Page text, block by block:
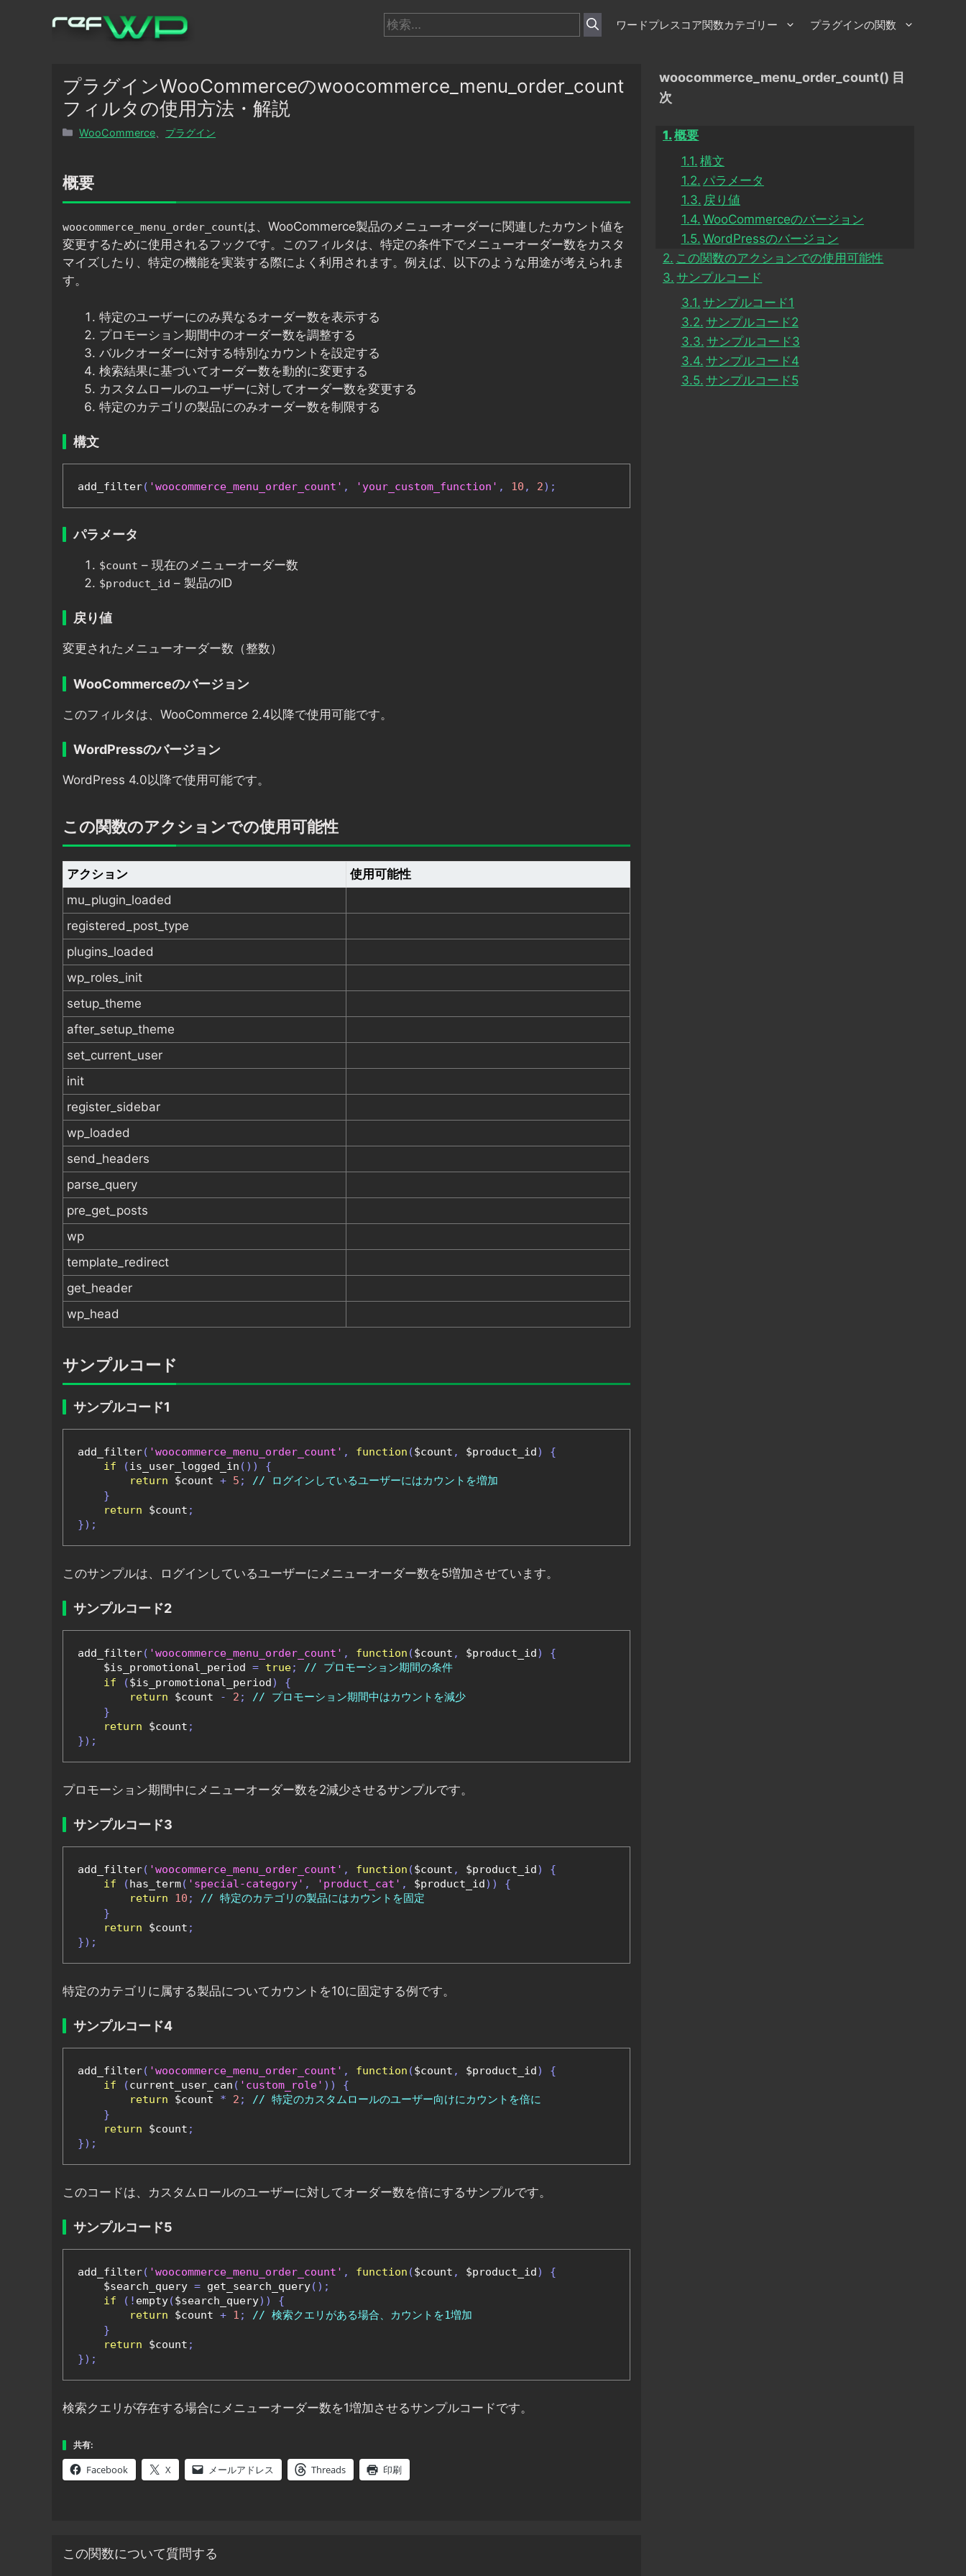
検
索:
ワードプレスコア関数カテゴリー プラグインの関数
プラグインWooCommerceのwoocommerce_menu_order_count
フィルタの使用方法・解説
カ
リ
ー
WooCommerce プラグイン
概要
woocommerce_menu_order_countは、WooCommerce製品のメニューオーダーに関連したカウント値を
変更するために使用されるフックです。このフィルタは、特定の条件下でメニューオーダー数をカスタ
マイズしたり、特定の機能を実装する際によく利用されます。例えば、以下のような用途が考えられま
す。
特定のユーザーにのみ異なるオーダー数を表示する
プロモーション期間中のオーダー数を調整する
バルクオーダーに対する特別なカウントを設定する
検索結果に基づいてオーダー数を動的に変更する
カスタムロールのユーザーに対してオーダー数を変更する
特定のカテゴリの製品にのみオーダー数を制限する
構文
add_filter( 'woocommerce_menu_order_count' , 'your_custom_function' , 10 , 2);
パラメータ
$count – 現在のメニューオーダー数
$product_id – 製品のID
戻り値
変更されたメニューオーダー数（整数）
WooCommerceのバージョン
このフィルタは、WooCommerce 2.4以降で使用可能です。
WordPressのバージョン
WordPress 4.0以降で使用可能です。
この関数のアクションでの使用可能性
アクション
使用可能性
mu_plugin_loaded
registered_post_type
plugins_loaded
wp_roles_init
setup_theme
after_setup_theme
set_current_user
init
register_sidebar
wp_loaded
send_headers
parse_query
pre_get_posts
wp
template_redirect
get_header
wp_head
サンプルコード
サンプルコード1
add_filter( 'woocommerce_menu_order_count' , function ($count , $product_id )
{
if
(is_user_logged_in ())
{
return $count + 5 ;
// ログインしているユーザーにはカウントを増加
}
return $count ;
});
このサンプルは、ログインしているユーザーにメニューオーダー数を5増加させています。
サンプルコード2
add_filter( 'woocommerce_menu_order_count' , function ($count , $product_id )
{
    $is_promotional_period
= true;
// プロモーション期間の条件
if
($is_promotional_period )
{
return $count - 2 ;
// プロモーション期間中はカウントを減少
}
return $count ;
});
プロモーション期間中にメニューオーダー数を2減少させるサンプルです。
サンプルコード3
add_filter( 'woocommerce_menu_order_count' , function ($count , $product_id )
{
if
( has_term( 'special-category' , 'product_cat' , $product_id ))
{
return
10 ;
// 特定のカテゴリの製品にはカウントを固定
}
return $count ;
});
特定のカテゴリに属する製品についてカウントを10に固定する例です。
サンプルコード4
add_filter( 'woocommerce_menu_order_count' , function ($count , $product_id )
{
if
(current_user_can ( 'custom_role' ))
{
return $count * 2 ;
// 特定のカスタムロールのユーザー向けにカウントを倍に
}
return $count ;
});
このコードは、カスタムロールのユーザーに対してオーダー数を倍にするサンプルです。
サンプルコード5
add_filter( 'woocommerce_menu_order_count' , function ($count , $product_id )
{
    $search_query
= get_search_query();
if
(! empty($search_query))
{
return $count + 1 ;
// 検索クエリがある場合、カウントを1増加
}
return $count ;
});
検索クエリが存在する場合にメニューオーダー数を1増加させるサンプルコードです。
共有:
Facebook X メールアドレス Threads 印刷
この関数について質問する
woocommerce_menu_order_count() 目
次
概要
構文
パラメータ
戻り値
WooCommerceのバージョン
WordPressのバージョン
この関数のアクションでの使用可能性
サンプルコード
サンプルコード1
サンプルコード2
サンプルコード3
サンプルコード4
サンプルコード5